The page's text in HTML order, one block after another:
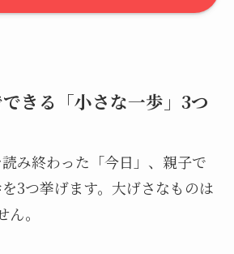
きる「小さな一歩」3つ
み終わった「今日」、親子で
3つ挙げます。大げさなものは
。